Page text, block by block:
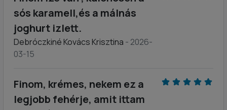
sós karamell,és a málnás
joghurt izlett.
Debróczkiné Kovács Krisztina - 2026-
03-15
Finom, krémes, nekem ez a
legjobb fehérje, amit ittam